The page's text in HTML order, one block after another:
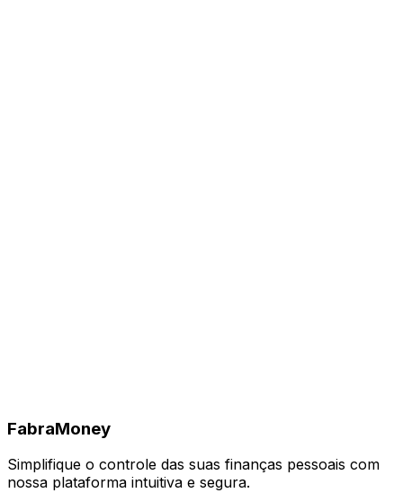
FabraMoney
Simplifique o controle das suas finanças pessoais com
nossa plataforma intuitiva e segura.